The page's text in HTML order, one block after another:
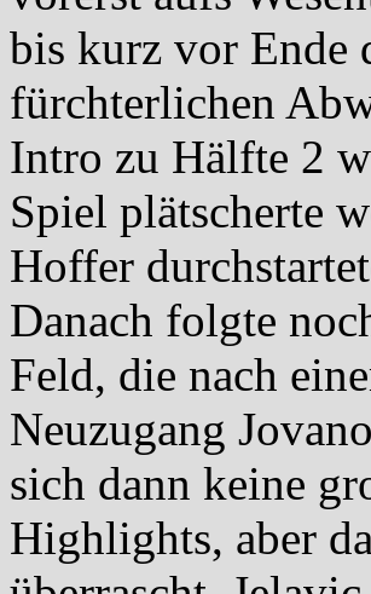
bis kurz vor Ende
fürchterlichen
Intro zu Hälfte 2
Spiel plätscherte
Hoffer
Danach folgte
Feld, die nach
Neuzugang
sich dann keine
Highlights, aber